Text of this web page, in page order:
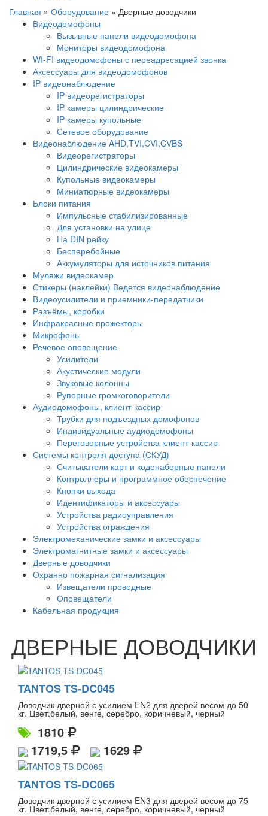
Главная » Оборудование » Дверные доводчики
Видеодомофоны
Вызывные панели видеодомофона
Мониторы видеодомофона
WI-FI видеодомофоны с переадресацией звонка
Аксессуары для видеодомофонов
IP видеонаблюдение
IP видеорегистраторы
IP камеры цилиндрические
IP камеры купольные
Сетевое оборудование
Видеонаблюдение AHD,TVI,CVI,CVBS
Видеорегистраторы
Цилиндрические видеокамеры
Купольные видеокамеры
Миниатюрные видеокамеры
Блоки питания
Импульсные стабилизированные
Для установки на улице
На DIN рейку
Бесперебойные
Аккумуляторы для источников питания
Муляжи видеокамер
Стикеры (наклейки) Ведется видеонаблюдение
Видеоусилители и приемники-передатчики
Разъёмы, коробки
Инфракрасные прожекторы
Микрофоны
Речевое оповещение
Усилители
Акустические модули
Звуковые колонны
Рупорные громкоговорители
Аудиодомофоны, клиент-кассир
Трубки для подъездных домофонов
Индивидуальные аудиодомофоны
Переговорные устройства клиент-кассир
Системы контроля доступа (СКУД)
Считыватели карт и кодонаборные панели
Контроллеры и программное обеспечение
Кнопки выхода
Идентификаторы и аксессуары
Устройства радиоуправления
Устройства ограждения
Электромеханические замки и аксессуары
Электромагнитные замки и аксессуары
Дверные доводчики
Охранно пожарная сигнализация
Извещатели проводные
Оповещатели
Кабельная продукция
ДВЕРНЫЕ ДОВОДЧИКИ
TANTOS TS-DC045
Доводчик дверной с усилием EN2 для дверей весом до 50
кг. Цвет:белый, венге, серебро, коричневый, черный
1810
1719,5
1629
TANTOS TS-DC065
Доводчик дверной с усилием EN3 для дверей весом до 75
кг. Цвет:белый, венге, серебро, коричневый, черный